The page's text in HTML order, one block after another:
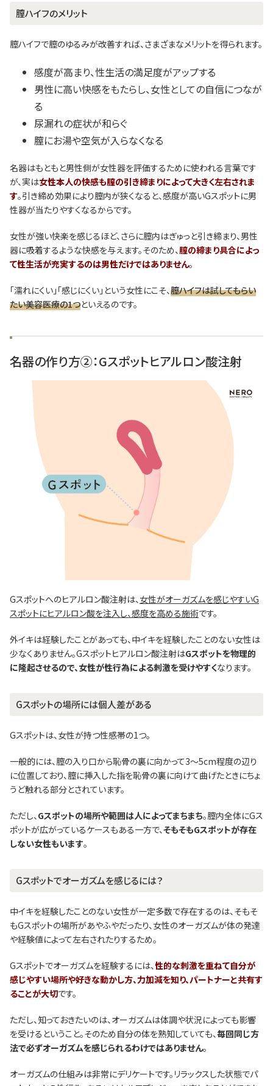
膣ハイフのメリット
膣ハイフで膣のゆるみが改善すれば、さまざまなメリットを得られます。
感度が高まり、性生活の満足度がアップする
男性に高い快感をもたらし、女性としての自信につなが
る
尿漏れの症状が和らぐ
膣にお湯や空気が入らなくなる
名器はもともと男性側が女性器を評価するために使われる言葉です
が、実は女性本人の快感も膣の引き締まりによって大きく左右されま
す。引き締め効果により膣内が狭くなると、感度が高いGスポットに男
性器が当たりやすくなるからです。
女性が強い快楽を感じるほど、さらに膣内はぎゅっと引き締まり、男性
器に吸着するような快感を与えます。そのため、膣の締まり具合によっ
て性生活が充実するのは男性だけではありません。
「濡れにくい」「感じにくい」という女性にこそ、膣ハイフは試してもらい
たい美容医療の1つといえるのです。
名器の作り方②：Gスポットヒアルロン酸注射
Gスポットへのヒアルロン酸注射は、女性がオーガズムを感じやすいG
スポットにヒアルロン酸を注入し、感度を高める施術です。
外イキは経験したことがあっても、中イキを経験したことのない女性は
少なくありません。Gスポットヒアルロン酸注射はGスポットを物理的
に隆起させるので、女性が性行為による刺激を受けやすくなります。
Gスポットの場所には個人差がある
Gスポットは、女性が持つ性感帯の1つ。
一般的には、膣の入り口から恥骨の裏に向かって3～5cm程度の辺り
に位置しており、膣に挿入した指を恥骨の裏に向けて曲げたときにちょ
うど触れる部分とされています。
ただし、Gスポットの場所や範囲は人によってまちまち。膣内全体にGス
ポットが広がっているケースもある一方で、そもそもGスポットが存在
しない女性もいます。
Gスポットでオーガズムを感じるには？
中イキを経験したことのない女性が一定多数で存在するのは、そもそ
もGスポットの場所があやふやだったり、女性のオーガズムが体の発達
や経験値によって左右されたりするため。
Gスポットでオーガズムを経験するには、性的な刺激を重ねて自分が
感じやすい場所や好きな動かし方、力加減を知り、パートナーと共有す
ることが大切です。
ただし、知っておきたいのは、オーガズムは体調や状況によっても影響
を受けるということ。そのため自分の体を熟知していても、毎回同じ方
法で必ずオーガズムを感じられるわけではありません。
オーガズムの仕組みは非常にデリケートです。リラックスした状態でパ